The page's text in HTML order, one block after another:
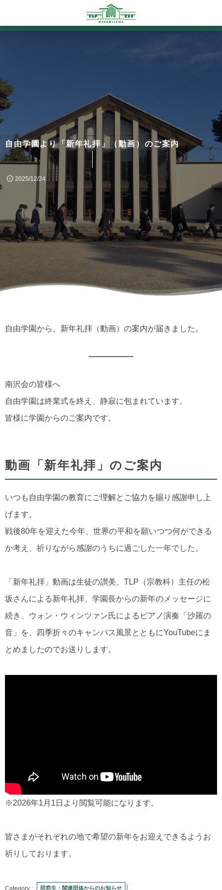
自由学園より「新年礼拝」（動画）のご案内
2025/12/24
自由学園から、新年礼拝（動画）の案内が届きました。
南沢会の皆様へ
自由学園は終業式を終え、静寂に包まれています。
皆様に学園からのご案内です。
動画「新年礼拝」のご案内
いつも自由学園の教育にご理解とご協力を賜り感謝申し上
げます。
戦後80年を迎えた今年、世界の平和を願いつつ何ができる
か考え、祈りながら感謝のうちに過ごした一年でした。
「新年礼拝」動画は生徒の讃美、TLP（宗教科）主任の松
坂さんによる新年礼拝、学園長からの新年のメッセージに
続き、ウォン・ウィンツァン氏によるピアノ演奏「沙羅の
音」を、四季折々のキャンパス風景とともにYouTubeにま
とめましたのでお送りします。
※2026年1月1日より閲覧可能になります。
皆さまがそれぞれの地で希望の新年をお迎えできるようお
祈りしております。
同窓生・関連団体からのお知らせ